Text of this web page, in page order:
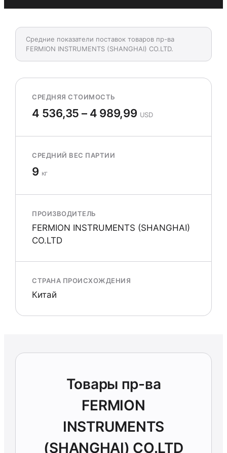
Средние показатели поставок товаров пр-ва
FERMION INSTRUMENTS (SHANGHAI) CO.LTD.
СРЕДНЯЯ СТОИМОСТЬ
4 536,35 – 4 989,99 USD
СРЕДНИЙ ВЕС ПАРТИИ
9 кг
ПРОИЗВОДИТЕЛЬ
FERMION INSTRUMENTS (SHANGHAI)
CO.LTD
СТРАНА ПРОИСХОЖДЕНИЯ
Китай
Товары пр-ва
FERMION
INSTRUMENTS
(SHANGHAI) CO.LTD